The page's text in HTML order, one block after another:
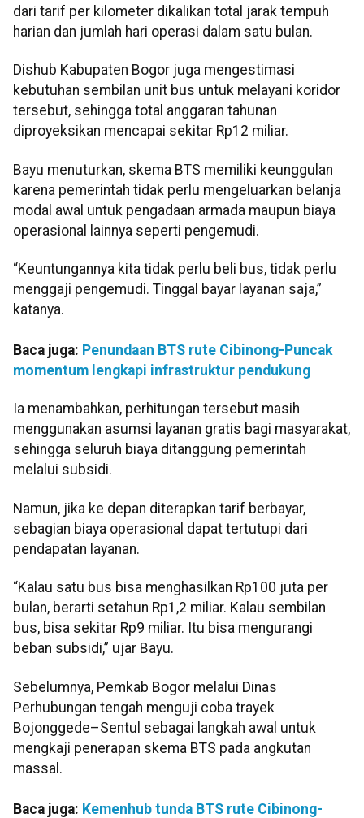
dari tarif per kilometer dikalikan total jarak tempuh
harian dan jumlah hari operasi dalam satu bulan.
Dishub Kabupaten Bogor juga mengestimasi
kebutuhan sembilan unit bus untuk melayani koridor
tersebut, sehingga total anggaran tahunan
diproyeksikan mencapai sekitar Rp12 miliar.
Bayu menuturkan, skema BTS memiliki keunggulan
karena pemerintah tidak perlu mengeluarkan belanja
modal awal untuk pengadaan armada maupun biaya
operasional lainnya seperti pengemudi.
“Keuntungannya kita tidak perlu beli bus, tidak perlu
menggaji pengemudi. Tinggal bayar layanan saja,”
katanya.
Baca juga: Penundaan BTS rute Cibinong-Puncak
momentum lengkapi infrastruktur pendukung
Ia menambahkan, perhitungan tersebut masih
menggunakan asumsi layanan gratis bagi masyarakat,
sehingga seluruh biaya ditanggung pemerintah
melalui subsidi.
Namun, jika ke depan diterapkan tarif berbayar,
sebagian biaya operasional dapat tertutupi dari
pendapatan layanan.
“Kalau satu bus bisa menghasilkan Rp100 juta per
bulan, berarti setahun Rp1,2 miliar. Kalau sembilan
bus, bisa sekitar Rp9 miliar. Itu bisa mengurangi
beban subsidi,” ujar Bayu.
Sebelumnya, Pemkab Bogor melalui Dinas
Perhubungan tengah menguji coba trayek
Bojonggede–Sentul sebagai langkah awal untuk
mengkaji penerapan skema BTS pada angkutan
massal.
Baca juga: Kemenhub tunda BTS rute Cibinong-